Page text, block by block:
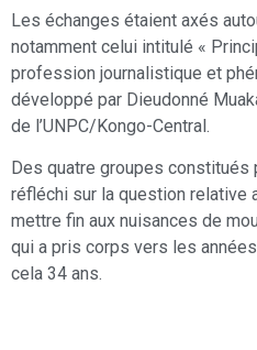
Les échanges étaient axés
notamment celui intitulé «
profession journalistique et
développé par Dieudonné
de l’UNPC/Kongo-Central.
Des quatre groupes constitués
réfléchi sur la question relative
mettre fin aux nuisances de
qui a pris corps vers les
cela 34 ans.